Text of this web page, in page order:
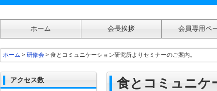
食とコミュニケーション研究所よりセミナーのご案内。
ホーム 会長挨拶 会員専用ペ
ホーム > 研修会 > 食とコミュニケーション研究所よりセミナーのご案内。
食とコミュニケ
アクセス数